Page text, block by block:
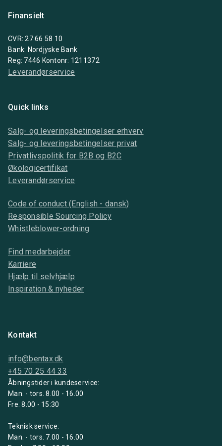
Finansielt
CVR: 27 66 58 10
Bank: Nordjyske Bank
Reg: 7446 Kontonr: 1211372
Leverandørservice
Quick links
Salg- og leveringsbetingelser erhverv
Salg- og leveringsbetingelser privat
Privatlivspolitik for B2B og B2C
Økologicertifikat
Leverandørservice
Code of conduct (English - dansk)
Responsible Sourcing Policy
Whistleblower-ordning
Find medarbejder
Karriere
Hjælp til selvhjælp
Inspiration & nyheder
Kontakt
info@bentax.dk
+45 70 25 44 33
Åbningstider i kundeservice:
Man. - tors. 8.00 - 16.00
Fre. 8.00 - 15:30
Teknisk service:
Man. - tors. 7.00 - 16.00